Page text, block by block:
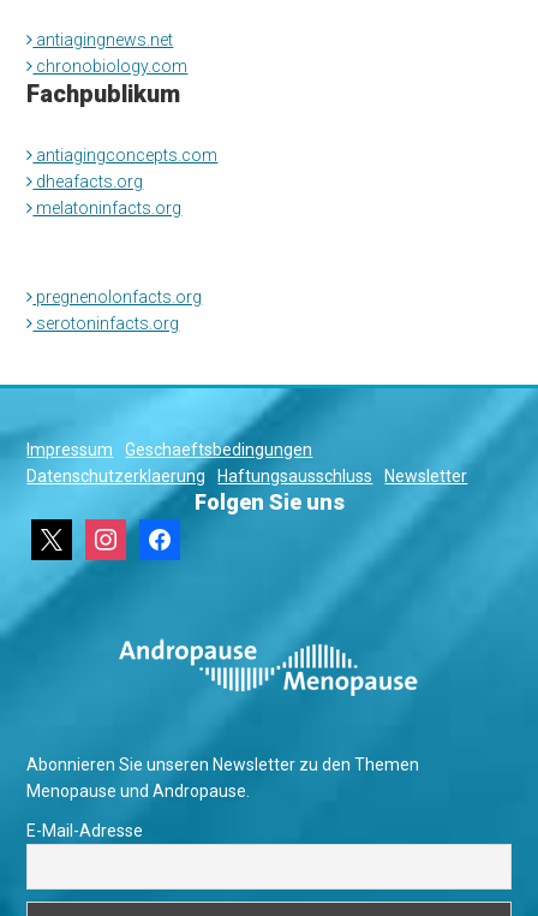
antiagingnews.net
chronobiology.com
Fachpublikum
antiagingconcepts.com
dheafacts.org
melatoninfacts.org
pregnenolonfacts.org
serotoninfacts.org
Impressum
Geschaeftsbedingungen
Datenschutzerklaerung
Haftungsausschluss Newsletter
Folgen Sie uns
instagramfacebook
Abonnieren Sie unseren Newsletter zu den Themen
Menopause und Andropause.
E-Mail-Adresse